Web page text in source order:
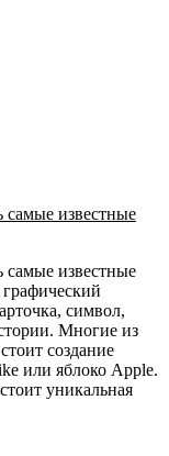
самые известные
самые известные
символ,
Многие из
создание
или яблоко Apple.
уникальная